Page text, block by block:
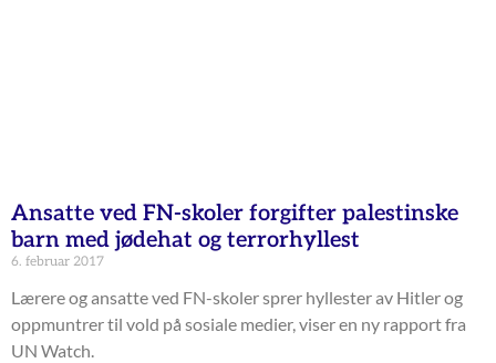
Ansatte ved FN-skoler forgifter palestinske
barn med jødehat og terrorhyllest
6. februar 2017
Lærere og ansatte ved FN-skoler sprer hyllester av Hitler og
oppmuntrer til vold på sosiale medier, viser en ny rapport fra
UN Watch.